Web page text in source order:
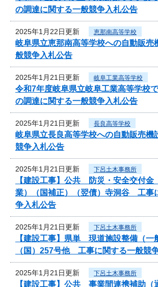
の調達に関する一般競争入札公告
2025年1月22日更新 恵那南高等学校
岐阜県立恵那南高等学校への自動販売
般競争入札公告
2025年1月21日更新 岐阜工業高等学校
令和7年度岐阜県立岐阜工業高等学校
の調達に関する一般競争入札公告
2025年1月21日更新 長良高等学校
岐阜県立長良高等学校への自動販売機
競争入札公告
2025年1月21日更新 下呂土木事務所
【建設工事】公共 防災・安全交付金
業）（国補正）（翌債）寺洞谷 工事
争入札公告
2025年1月21日更新 下呂土木事務所
【建設工事】県単 現道施設整備（一
（国）257号他 工事に関する一般競
2025年1月21日更新 下呂土木事務所
【建設工事】公共 事業間連携補助（